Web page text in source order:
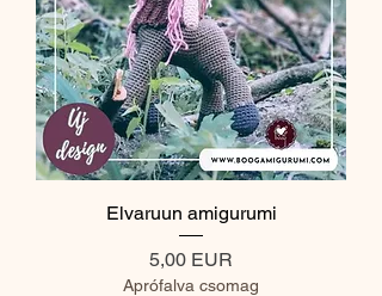
Elvaruun amigurumi
Ár
5,00 EUR
Aprófalva csomag